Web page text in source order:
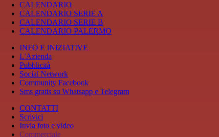
CALENDARIO
CALENDARIO SERIE A
CALENDARIO SERIE B
CALENDARIO PALERMO
INFO E INIZIATIVE
L'Azienda
Pubblicità
Social Network
Community Facebook
Sms gratis su Whatsapp e Telegram
CONTATTI
Scrivici
Invia foto e video
Commerciale